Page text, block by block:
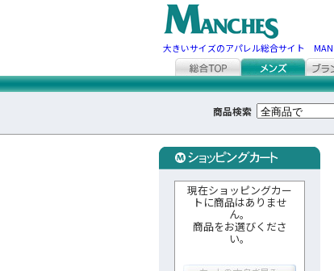
大きいサイズのアパレル総合サイト
商品検索
現在ショッピングカー
トに商品はありませ
ん。
商品をお選びくださ
い。